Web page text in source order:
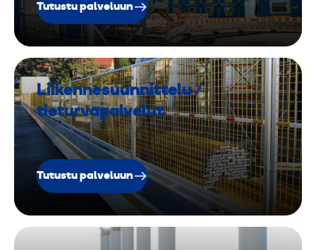
Tutustu palveluun
Liikennesuunnittelu /
tieturvapalvelut
Tutustu palveluun